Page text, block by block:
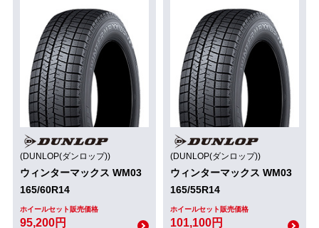
(DUNLOP(ダンロップ))
ウィンターマックス WM03
165/60R14
ホイールセット販売価格
95,200円
(DUNLOP(ダンロップ))
ウィンターマックス WM03
165/55R14
ホイールセット販売価格
101,100円